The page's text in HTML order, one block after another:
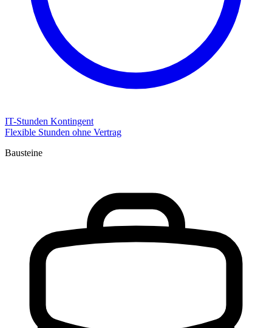
IT-Stunden Kontingent
Flexible Stunden ohne Vertrag
Bausteine